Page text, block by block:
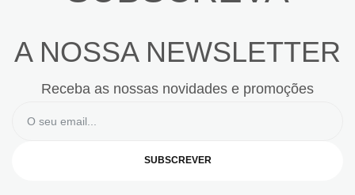
A NOSSA NEWSLETTER
Receba as nossas novidades e promoções
SUBSCREVER